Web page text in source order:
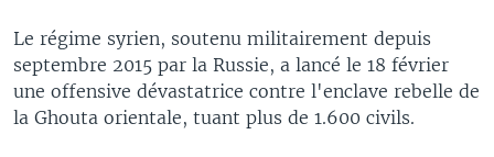
Le régime syrien, soutenu militairement depuis
septembre 2015 par la Russie, a lancé le 18 février
une offensive dévastatrice contre l'enclave rebelle de
la Ghouta orientale, tuant plus de 1.600 civils.